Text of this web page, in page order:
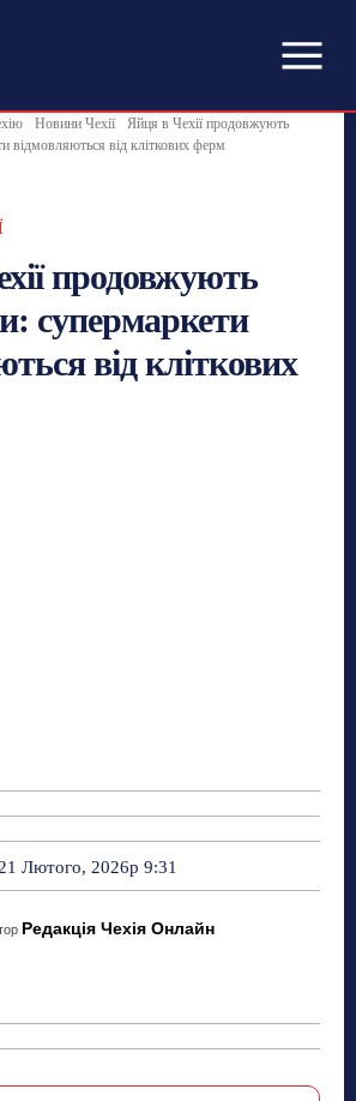
Новини Чехії
Яйця в Чехії продовжують
відмовляються від кліткових ферм
продовжують
супермаркети
від кліткових
21 Лютого, 2026р 9:31
Редакція Чехія Онлайн